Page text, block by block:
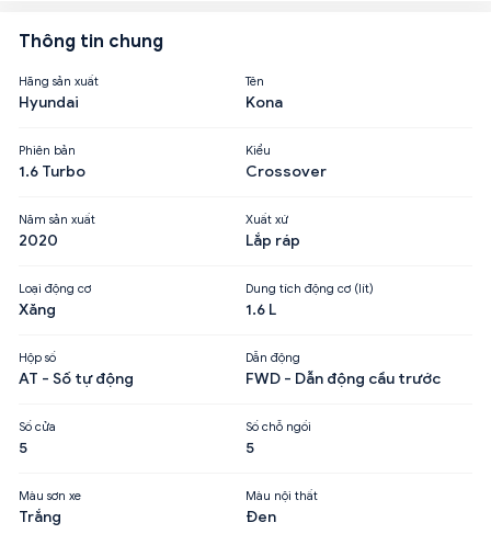
Thông tin chung
Hãng sản xuất
Hyundai
Tên
Kona
Phiên bản
1.6 Turbo
Kiểu
Crossover
Năm sản xuất
2020
Xuất xứ
Lắp ráp
Loại động cơ
Xăng
Dung tích động cơ (lít)
1.6 L
Hộp số
AT - Số tự động
Dẫn động
FWD - Dẫn động cầu trước
Số cửa
5
Số chỗ ngồi
5
Màu sơn xe
Trắng
Màu nội thất
Đen